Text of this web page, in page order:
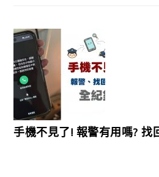
手機不見了! 報警有用嗎? 找